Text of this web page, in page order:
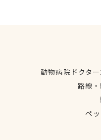
動物病院ドクタ
路線
ペ